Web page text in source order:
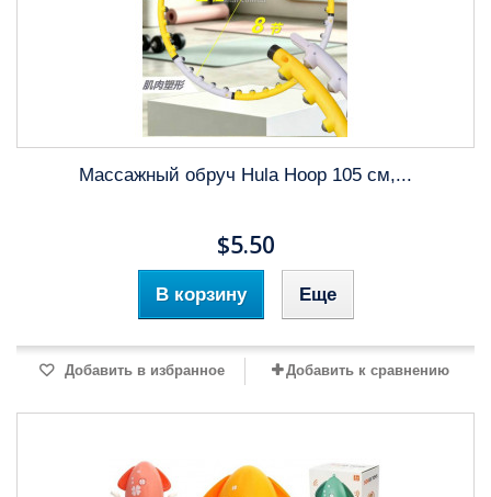
Массажный обруч Hula Hoop 105 см,...
$5.50
В корзину Еще
Добавить в избранное Добавить к сравнению